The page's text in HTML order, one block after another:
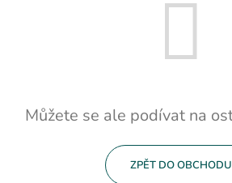
Můžete se ale podívat na
ZPĚT DO OBCHODU